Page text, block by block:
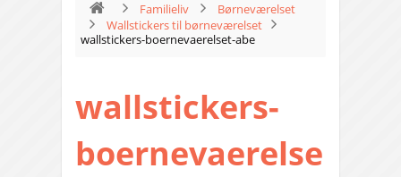
Familieliv
Børneværelset
Wallstickers til børneværelset
wallstickers-boernevaerelset-abe
wallstickers-
boernevaerelse